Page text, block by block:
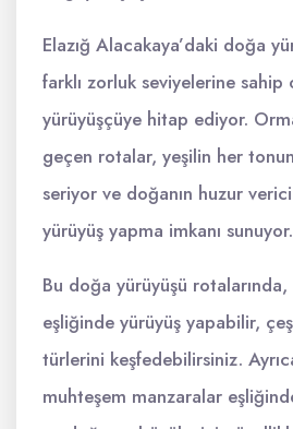
Elazığ Alacakaya’daki doğa
farklı zorluk seviyelerine
yürüyüşçüye hitap ediyor.
geçen rotalar, yeşilin her
seriyor ve doğanın huzur
yürüyüş yapma imkanı sunuyor.
Bu doğa yürüyüşü rotalarında,
eşliğinde yürüyüş yapabilir,
türlerini keşfedebilirsiniz.
muhteşem manzaralar